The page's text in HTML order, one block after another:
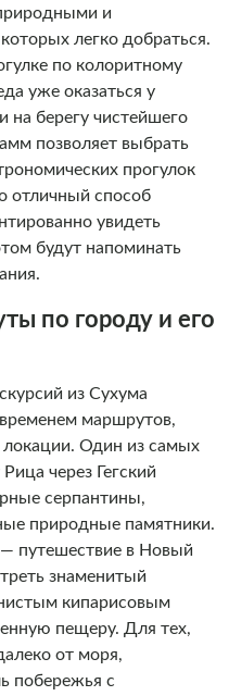
и
легко добраться.
по колоритному
уже оказаться у
берегу чистейшего
позволяет выбрать
прогулок
отличный способ
увидеть
будут напоминать
по городу и его
из Сухума
маршрутов,
Один из самых
через Гегский
серпантины,
природные памятники.
— путешествие в Новый
знаменитый
кипарисовым
пещеру. Для тех,
от моря,
побережья с